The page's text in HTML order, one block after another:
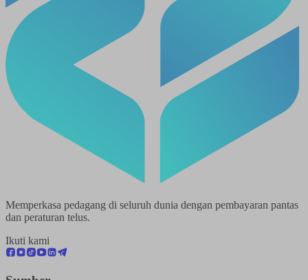
Memperkasa pedagang di seluruh dunia dengan pembayaran pantas
dan peraturan telus.
Ikuti kami